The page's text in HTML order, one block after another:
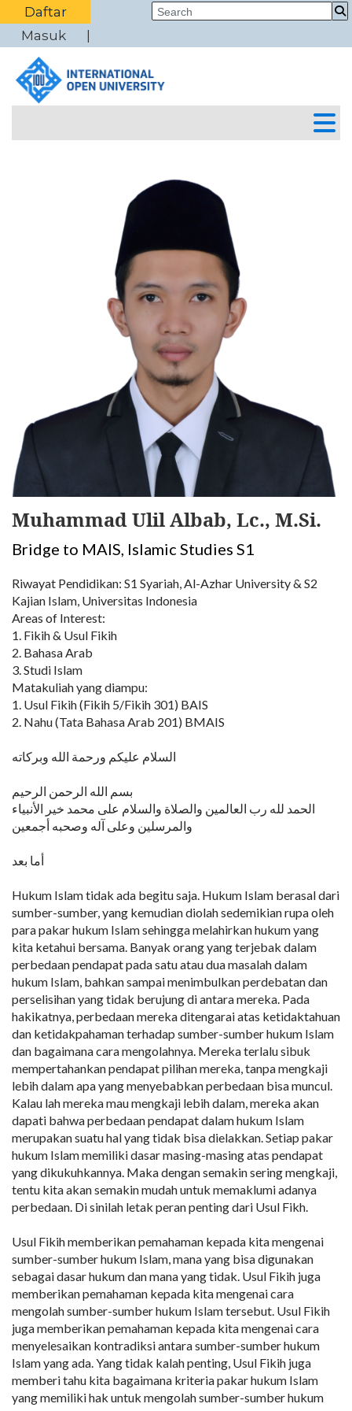
Daftar
Masuk
Muhammad Ulil Albab, Lc., M.Si.
Bridge to MAIS, Islamic Studies S1
Riwayat Pendidikan: S1 Syariah, Al-Azhar University & S2
Kajian Islam, Universitas Indonesia
Areas of Interest:
1. Fikih & Usul Fikih
2. Bahasa Arab
3. Studi Islam
Matakuliah yang diampu:
1. Usul Fikih (Fikih 5/Fikih 301) BAIS
2. Nahu (Tata Bahasa Arab 201) BMAIS
السلام عليكم ورحمة الله وبركاته
بسم الله الرحمن الرحيم
الحمد لله رب العالمين والصلاة والسلام على محمد خير الأنبياء
والمرسلين وعلى آله وصحبه أجمعين
أما بعد
Hukum Islam tidak ada begitu saja. Hukum Islam berasal dari
sumber-sumber, yang kemudian diolah sedemikian rupa oleh
para pakar hukum Islam sehingga melahirkan hukum yang
kita ketahui bersama. Banyak orang yang terjebak dalam
perbedaan pendapat pada satu atau dua masalah dalam
hukum Islam, bahkan sampai menimbulkan perdebatan dan
perselisihan yang tidak berujung di antara mereka. Pada
hakikatnya, perbedaan mereka ditengarai atas ketidaktahuan
dan ketidakpahaman terhadap sumber-sumber hukum Islam
dan bagaimana cara mengolahnya. Mereka terlalu sibuk
mempertahankan pendapat pilihan mereka, tanpa mengkaji
lebih dalam apa yang menyebabkan perbedaan bisa muncul.
Kalau lah mereka mau mengkaji lebih dalam, mereka akan
dapati bahwa perbedaan pendapat dalam hukum Islam
merupakan suatu hal yang tidak bisa dielakkan. Setiap pakar
hukum Islam memiliki dasar masing-masing atas pendapat
yang dikukuhkannya. Maka dengan semakin sering mengkaji,
tentu kita akan semakin mudah untuk memaklumi adanya
perbedaan. Di sinilah letak peran penting dari Usul Fikh.
Usul Fikih memberikan pemahaman kepada kita mengenai
sumber-sumber hukum Islam, mana yang bisa digunakan
sebagai dasar hukum dan mana yang tidak. Usul Fikih juga
memberikan pemahaman kepada kita mengenai cara
mengolah sumber-sumber hukum Islam tersebut. Usul Fikih
juga memberikan pemahaman kepada kita mengenai cara
menyelesaikan kontradiksi antara sumber-sumber hukum
Islam yang ada. Yang tidak kalah penting, Usul Fikih juga
memberi tahu kita bagaimana kriteria pakar hukum Islam
yang memiliki hak untuk mengolah sumber-sumber hukum